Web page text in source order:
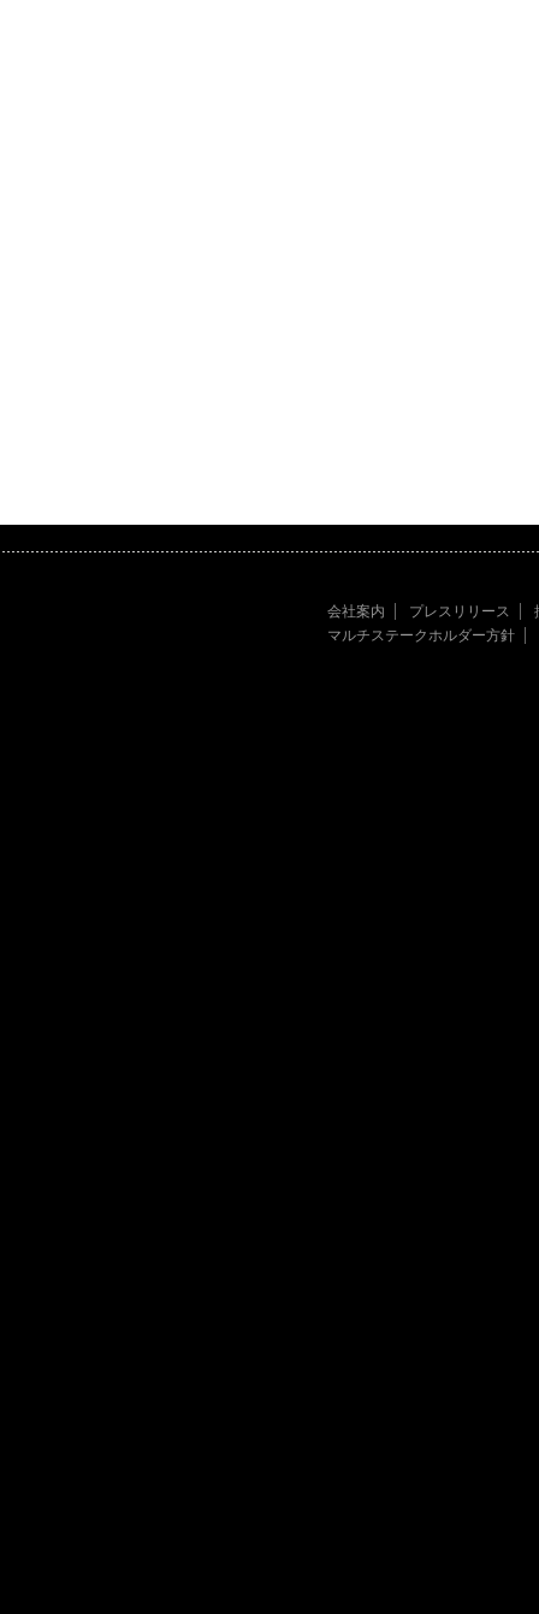
会社案内 プレスリリース
マルチステークホルダー方針